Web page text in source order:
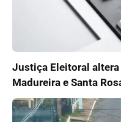
Justiça Eleitoral altera
Madureira e Santa